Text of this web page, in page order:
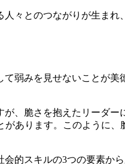
々とのつながりが生まれ
弱みを見せないことが
、脆さを抱えたリーダー
あります。このように
的スキルの3つの要素か